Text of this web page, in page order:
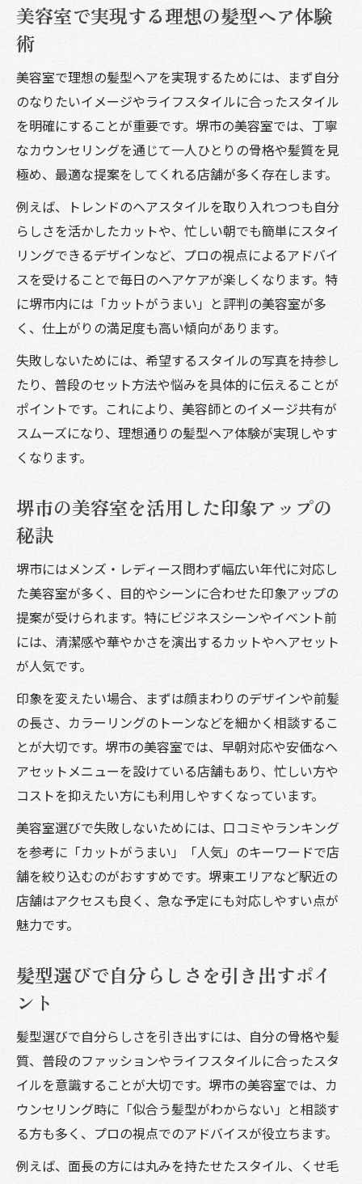
カットがうまい美容室で印象を変える秘訣
安くて上手な美容室でメンズヘアを楽しむ
印象アップを狙うなら美容室選びが重要な理由
美容室選びが髪型ヘアの印象を左右する仕
組み
法
カットがうまい美容室で印象アップを叶え
る
安い美容室でも失敗しない選び方のコツ
メンズに人気の美容室が持つ共通点とは
堺市の美容室でカット技術にこだわるべき
理由
カットがうまい美容室選びで失敗しないポ
イント
カットがうまい美容室安いを両立する探し
り
低価格でも技術力に満足できる美容室の見つけ
方
美容室安いと技術力を両立する見極め方
堺市でコスパ重視の美容室選びテクニック
安い美容室でも満足できる理由と選び方
メンズ人気美容室のコスパが高い秘密
カットがうまい美容室安いを実現する方法
新しい髪型で日常が輝く堺市でのヘアチェンジ
術
美容室で叶える毎日が変わる髪型チェンジ
術
堺市の美容室でヘアセット安い活用の裏技
カットがうまい美容室で新しい自分スター
メンズに人気の美容室でヘアチェンジを楽
しむ
美容室で実現する理想の髪型ヘア体験
術
美容室で理想の髪型ヘアを実現するためには、まず自分
のなりたいイメージやライフスタイルに合ったスタイル
を明確にすることが重要です。堺市の美容室では、丁寧
なカウンセリングを通じて一人ひとりの骨格や髪質を見
極め、最適な提案をしてくれる店舗が多く存在します。
例えば、トレンドのヘアスタイルを取り入れつつも自分
らしさを活かしたカットや、忙しい朝でも簡単にスタイ
リングできるデザインなど、プロの視点によるアドバイ
スを受けることで毎日のヘアケアが楽しくなります。特
に堺市内には「カットがうまい」と評判の美容室が多
く、仕上がりの満足度も高い傾向があります。
失敗しないためには、希望するスタイルの写真を持参し
たり、普段のセット方法や悩みを具体的に伝えることが
ポイントです。これにより、美容師とのイメージ共有が
スムーズになり、理想通りの髪型ヘア体験が実現しやす
くなります。
堺市の美容室を活用した印象アップの
秘訣
堺市にはメンズ・レディース問わず幅広い年代に対応し
た美容室が多く、目的やシーンに合わせた印象アップの
提案が受けられます。特にビジネスシーンやイベント前
には、清潔感や華やかさを演出するカットやヘアセット
が人気です。
印象を変えたい場合、まずは顔まわりのデザインや前髪
の長さ、カラーリングのトーンなどを細かく相談するこ
とが大切です。堺市の美容室では、早朝対応や安価なヘ
アセットメニューを設けている店舗もあり、忙しい方や
コストを抑えたい方にも利用しやすくなっています。
美容室選びで失敗しないためには、口コミやランキング
を参考に「カットがうまい」「人気」のキーワードで店
舗を絞り込むのがおすすめです。堺東エリアなど駅近の
店舗はアクセスも良く、急な予定にも対応しやすい点が
魅力です。
髪型選びで自分らしさを引き出すポイ
ント
髪型選びで自分らしさを引き出すには、自分の骨格や髪
質、普段のファッションやライフスタイルに合ったスタ
イルを意識することが大切です。堺市の美容室では、カ
ウンセリング時に「似合う髪型がわからない」と相談す
る方も多く、プロの視点でのアドバイスが役立ちます。
例えば、面長の方には丸みを持たせたスタイル、くせ毛